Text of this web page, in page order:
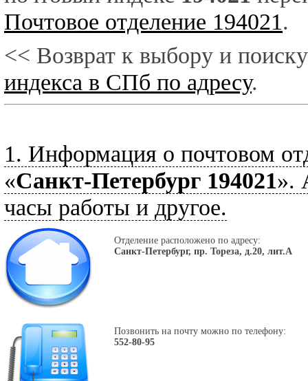
Почтовое отделение 194021.
<< Возврат к выбору и
индекса в СПб по адресу.
1. Информация о почтовом
«Санкт-Петербург 194021».
часы работы и другое.
Отделение расположено по адресу:
Санкт-Петербург, пр. Тореза, д.20, лит.А
Позвонить на почту можно по телефону:
552-80-95